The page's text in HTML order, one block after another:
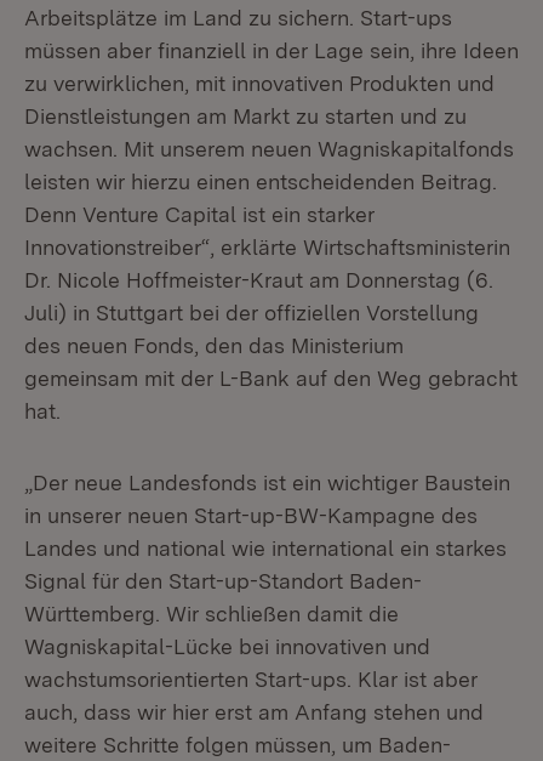
Arbeitsplätze im Land zu sichern. Start-ups
müssen aber finanziell in der Lage sein, ihre Ideen
zu verwirklichen, mit innovativen Produkten und
Dienstleistungen am Markt zu starten und zu
wachsen. Mit unserem neuen Wagniskapitalfonds
leisten wir hierzu einen entscheidenden Beitrag.
Denn Venture Capital ist ein starker
Innovationstreiber“, erklärte Wirtschaftsministerin
Dr. Nicole Hoffmeister-Kraut am Donnerstag (6.
Juli) in Stuttgart bei der offiziellen Vorstellung
des neuen Fonds, den das Ministerium
gemeinsam mit der L-Bank auf den Weg gebracht
hat.
„Der neue Landesfonds ist ein wichtiger Baustein
in unserer neuen Start-up-BW-Kampagne des
Landes und national wie international ein starkes
Signal für den Start-up-Standort Baden-
Württemberg. Wir schließen damit die
Wagniskapital-Lücke bei innovativen und
wachstumsorientierten Start-ups. Klar ist aber
auch, dass wir hier erst am Anfang stehen und
weitere Schritte folgen müssen, um Baden-